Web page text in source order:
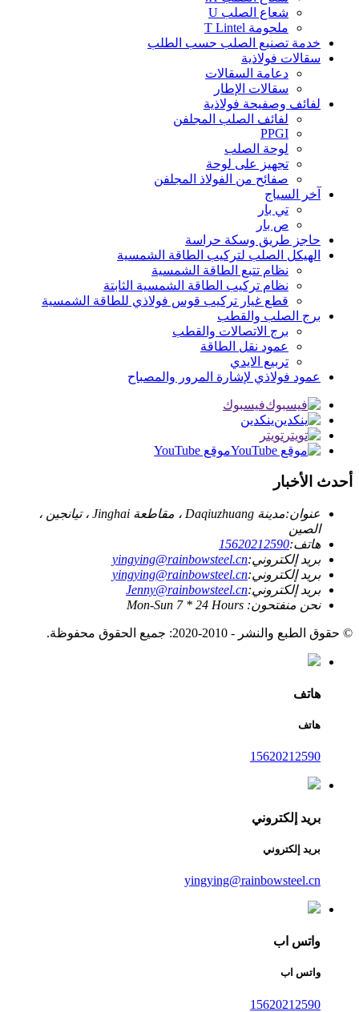
شعاع الصلب U
ملحومة T Lintel
خدمة تصنيع الصلب حسب الطلب
سقالات فولاذية
دعامة السقالات
سقالات الإطار
لفائف وصفيحة فولاذية
لفائف الصلب المجلفن
PPGI
لوحة الصلب
تجهيز على لوحة
صفائح من الفولاذ المجلفن
آخر السياج
تي بار
ص بار
حاجز طريق وسكة حراسة
الهيكل الصلب لتركيب الطاقة الشمسية
نظام تتبع الطاقة الشمسية
نظام تركيب الطاقة الشمسية الثابتة
قطع غيار تركيب قوس فولاذي للطاقة الشمسية
برج الصلب والقطب
برج الاتصالات والقطب
عمود نقل الطاقة
تربيع الايدي
عمود فولاذي لإشارة المرور والمصباح
فيسبوك
ينكدين
تويتر
موقع YouTube
أحدث الأخبار
عنوان:
مدينة Daqiuzhuang ، مقاطعة Jinghai ، تيانجين ،
الصين
هاتف:15620212590
بريد إلكتروني:yingying@rainbowsteel.cn
بريد إلكتروني:yingying@rainbowsteel.cn
بريد إلكتروني:Jenny@rainbowsteel.cn
نحن منفتحون: Mon-Sun 7 * 24 Hours
© حقوق الطبع والنشر - 2010-2020: جميع الحقوق محفوظة.
هاتف
هاتف
15620212590
بريد إلكتروني
بريد إلكتروني
yingying@rainbowsteel.cn
واتس اب
واتس اب
15620212590